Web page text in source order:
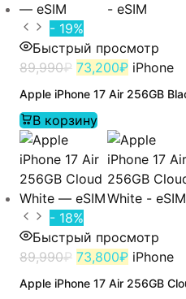
- 19%
Быстрый просмотр
89,990₽ 73,200₽ iPhone
Apple iPhone 17 Air 256GB
В корзину
- 18%
Быстрый просмотр
89,990₽ 73,800₽ iPhone
Apple iPhone 17 Air 256GB